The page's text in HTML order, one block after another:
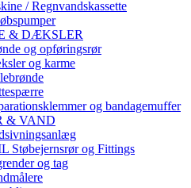
/ Regnvandskassette
& DÆKSLER
og opføringsrør
og karme
og bandagemuffer
& VAND
Støbejernsrør og Fittings
og tag